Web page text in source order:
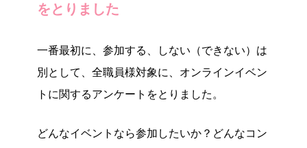
をとりました
一番最初に、参加する、しない（できない）は
別として、全職員様対象に、オンラインイベン
トに関するアンケートをとりました。
どんなイベントなら参加したいか？どんなコン